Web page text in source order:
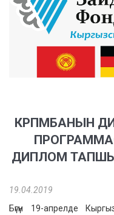
КРПМБАНЫН
ДИПЛОМ
19.04.2019
Бүгүн 19-апрелде